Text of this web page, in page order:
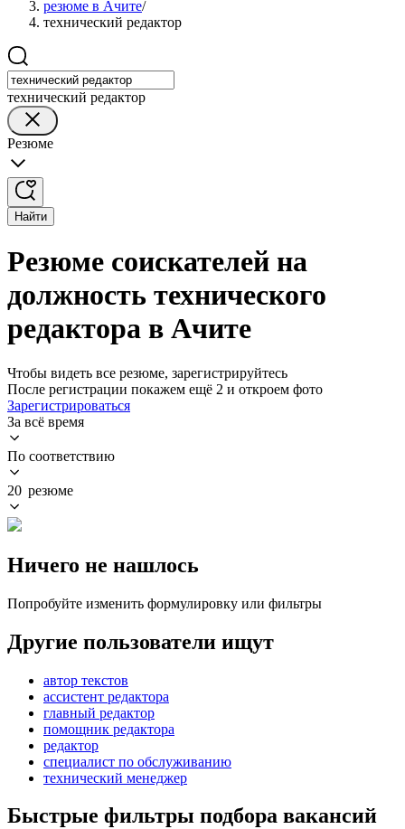
резюме в Ачите/
технический редактор
технический редактор
Резюме
Найти
Резюме соискателей на
должность технического
редактора в Ачите
Чтобы видеть все резюме, зарегистрируйтесь
После регистрации покажем ещё 2 и откроем фото
Зарегистрироваться
За всё время
По соответствию
20 резюме
Ничего не нашлось
Попробуйте изменить формулировку или фильтры
Другие пользователи ищут
автор текстов
ассистент редактора
главный редактор
помощник редактора
редактор
специалист по обслуживанию
технический менеджер
Быстрые фильтры подбора вакансий